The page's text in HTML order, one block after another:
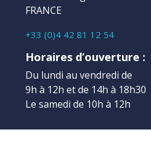
FRANCE
+33 (0)4 42 81 12 54
Horaires d’ouverture :
Du lundi au vendredi de
9h à 12h et de 14h à 18h30
Le samedi de 10h à 12h